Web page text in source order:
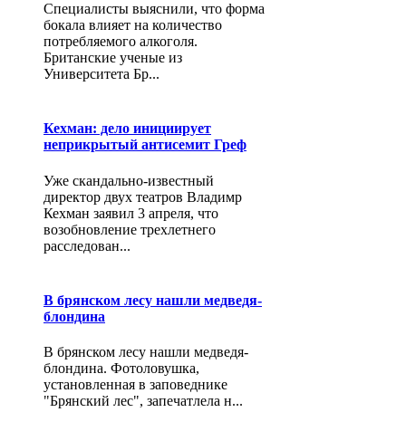
Специалисты выяснили, что форма
бокала влияет на количество
потребляемого алкоголя.
Британские ученые из
Университета Бр...
Кехман: дело инициирует
неприкрытый антисемит Греф
Уже скандально-известный
директор двух театров Владимр
Кехман заявил 3 апреля, что
возобновление трехлетнего
расследован...
В брянском лесу нашли медведя-
блондина
В брянском лесу нашли медведя-
блондина. Фотоловушка,
установленная в заповеднике
"Брянский лес", запечатлела н...